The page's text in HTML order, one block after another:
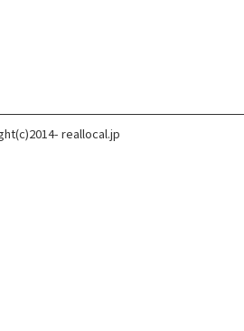
reallocal.jp